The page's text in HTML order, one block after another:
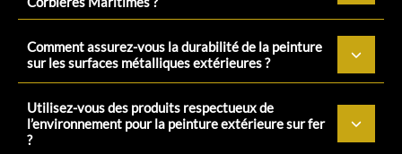
Comment assurez-vous la durabilité de la peinture
sur les surfaces métalliques extérieures ?
Utilisez-vous des produits respectueux de
l’environnement pour la peinture extérieure sur fer
?